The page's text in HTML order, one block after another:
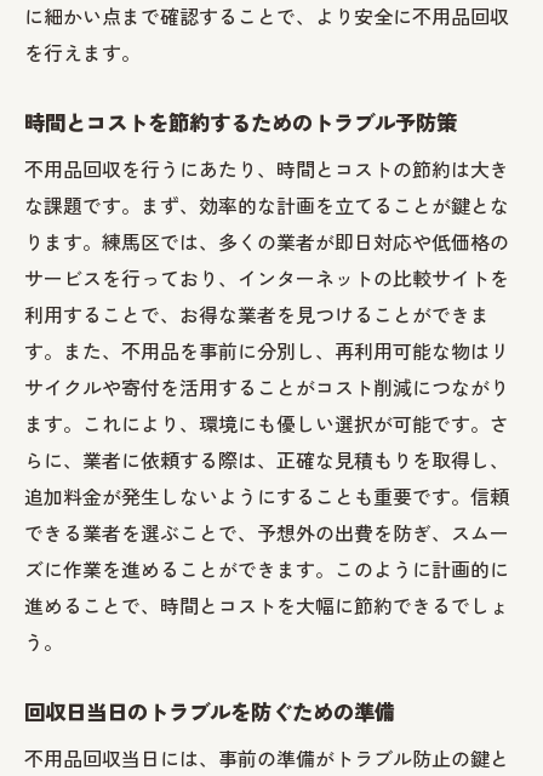
に細かい点まで確認することで、より安全に不用品回収
を行えます。
時間とコストを節約するためのトラブル予防策
不用品回収を行うにあたり、時間とコストの節約は大き
な課題です。まず、効率的な計画を立てることが鍵とな
ります。練馬区では、多くの業者が即日対応や低価格の
サービスを行っており、インターネットの比較サイトを
利用することで、お得な業者を見つけることができま
す。また、不用品を事前に分別し、再利用可能な物はリ
サイクルや寄付を活用することがコスト削減につながり
ます。これにより、環境にも優しい選択が可能です。さ
らに、業者に依頼する際は、正確な見積もりを取得し、
追加料金が発生しないようにすることも重要です。信頼
できる業者を選ぶことで、予想外の出費を防ぎ、スムー
ズに作業を進めることができます。このように計画的に
進めることで、時間とコストを大幅に節約できるでしょ
う。
回収日当日のトラブルを防ぐための準備
不用品回収当日には、事前の準備がトラブル防止の鍵と